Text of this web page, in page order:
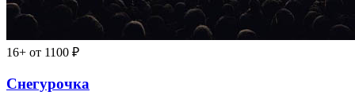
16+ от 1100 ₽
Снегурочка